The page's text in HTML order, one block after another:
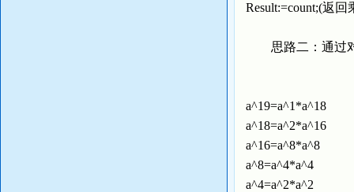
Result:=count;(返
思路二：通过对
a^19=a^1*a^18
a^18=a^2*a^16
a^16=a^8*a^8
a^8=a^4*a^4
a^4=a^2*a^2